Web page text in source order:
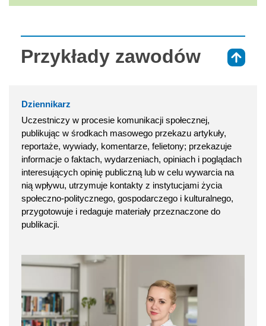
Przykłady zawodów
Dziennikarz
Uczestniczy w procesie komunikacji społecznej,
publikując w środkach masowego przekazu artykuły,
reportaże, wywiady, komentarze, felietony; przekazuje
informacje o faktach, wydarzeniach, opiniach i poglądach
interesujących opinię publiczną lub w celu wywarcia na
nią wpływu, utrzymuje kontakty z instytucjami życia
społeczno-politycznego, gospodarczego i kulturalnego,
przygotowuje i redaguje materiały przeznaczone do
publikacji.